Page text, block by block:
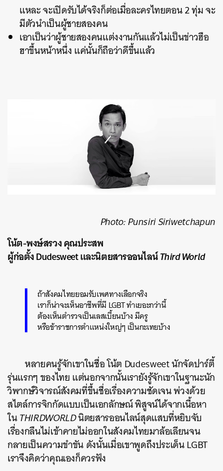
แหละ จะเปิดรับได้จริงก็ต่อเมื่อละครไทยตอน 2 ทุ่ม จะ
มีตัวนำเป็นผู้ชายสองคน
เอาเป็นว่าผู้ชายสองคนแต่งงานกันแล้วไม่เป็นข่าวฮือ
ฮาขึ้นหน้าหนึ่ง แค่นั้นก็ถือว่าดีขึ้นแล้ว
Photo: Punsiri Siriwetchapun
โน้ต-พงษ์สรวง คุณประสพ
ผู้ก่อตั้ง Dudesweet และนิตยสารออนไลน์Third World
ถ้าสังคมไทยยอมรับเพศทางเลือกจริง
เราก็น่าจะเห็นอาชีพที่มี LGBT ทำเยอะกว่านี้
ต้องเห็นตำรวจเป็นเลสเบี้ยนบ้าง มีครู
หรือข้าราชการตำแหน่งใหญ่ๆ เป็นกะเทยบ้าง
หลายคนรู้จักเขาในชื่อ โน้ต Dudesweet นักจัดปาร์ตี้
รุ่นแรกๆ ของไทย แต่นอกจากนั้นเรายังรู้จักเขาในฐานะนัก
วิพากษ์วิจารณ์สังคมที่ขึ้นชื่อเรื่องความชัดเจน พ่วงด้วย
สไตล์การจิกกัดแบบเป็นเอกลักษณ์ พิสูจน์ได้จากเนื้อหา
ในTHIRDWORLDนิตยสารออนไลน์สุดแสบที่หยิบจับ
เรื่องกลืนไม่เข้าคายไม่ออกในสังคมไทยมาล้อเลียนจน
กลายเป็นความขำขัน ดังนั้นเมื่อเขาพูดถึงประเด็น LGBT
เราจึงคิดว่าคุณเองก็ควรฟัง